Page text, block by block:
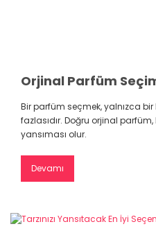
Bir parfüm seçmek, yalnızca
fazlasıdır. Doğru orjinal
yansıması olur.
Devamı